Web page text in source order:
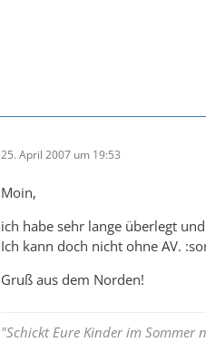
25. April 2007 um 19:53
Moin,
ich habe sehr lange überlegt
Ich kann doch nicht ohne AV.
Gruß aus dem Norden!
"Schickt Eure Kinder im Sommer